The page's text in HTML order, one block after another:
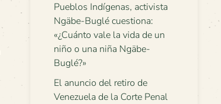
Pueblos Indígenas, activista
Ngäbe-Buglé cuestiona:
«¿Cuánto vale la vida de un
niño o una niña Ngäbe-
Buglé?»
El anuncio del retiro de
Venezuela de la Corte Penal